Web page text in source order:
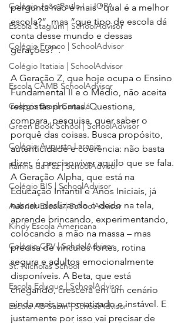
Colégio João Paulo I - JOPA
Escola Stagium | SchoolAdvisor
Colégio Franco | SchoolAdvisor
Colégio Itatiaia | SchoolAdvisor
Escola CAMB SchoolAdvisor
Colégio Brasil Canadá
Green Book School | SchoolAdvisor
Colégio Augusto Laranja
Rainha da Paz | SchoolAdvisor
Colégio BIS | SchoolAdvisor
Aubrick Escola | SchoolAdvisor
Kindy Escola Americana
Colégio CPV | SchoolAdvisor
St. Nicholas School
Escola Eduque | SchoolAdvisor
Escola AB Sabin | SchoolAdvisor
pergunta não é mais “qual é a melhor
escola?”, mas “que tipo de escola dá
conta desse mundo e dessas
gerações?”.
A Geração Z, que hoje ocupa o Ensino
Fundamental II e o Médio, não aceita
respostas prontas. Questiona,
compara, pesquisa, quer saber o
porquê das coisas. Busca propósito,
autenticidade e coerência: não basta
dizer, é preciso viver aquilo que se fala.
A Geração Alpha, que está na
Educação Infantil e Anos Iniciais, já
nasceu deslizando o dedo na tela,
aprende brincando, experimentando,
colocando a mão na massa – mas
precisa de vínculos fortes, rotina
segura e adultos emocionalmente
disponíveis. A Beta, que está
chegando, crescerá em um cenário
ainda mais automatizado e instável. E
justamente por isso vai precisar de